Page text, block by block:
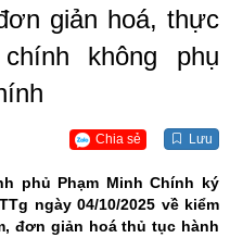
giản hoá, thực
không phụ
Chia sẻ Lưu
phủ Phạm Minh Chính ký
ngày 04/10/2025 về kiểm
đơn giản hoá thủ tục hành